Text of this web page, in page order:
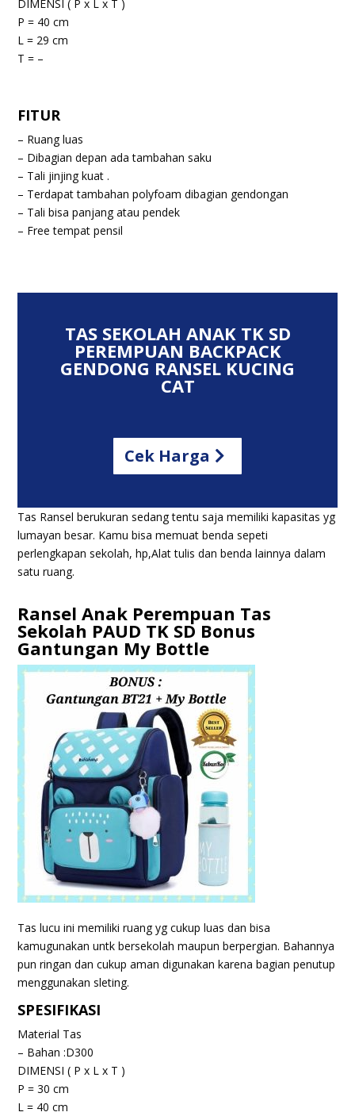
DIMENSI ( P x L x T )
P = 40 cm
L = 29 cm
T = –
FITUR
– Ruang luas
– Dibagian depan ada tambahan saku
– Tali jinjing kuat .
– Terdapat tambahan polyfoam dibagian gendongan
– Tali bisa panjang atau pendek
– Free tempat pensil
TAS SEKOLAH ANAK TK SD
PEREMPUAN BACKPACK
GENDONG RANSEL KUCING
CAT
Cek Harga
Tas Ransel berukuran sedang tentu saja memiliki kapasitas yg
lumayan besar. Kamu bisa memuat benda sepeti
perlengkapan sekolah, hp,Alat tulis dan benda lainnya dalam
satu ruang.
Ransel Anak Perempuan Tas
Sekolah PAUD TK SD Bonus
Gantungan My Bottle
Tas lucu ini memiliki ruang yg cukup luas dan bisa
kamugunakan untk bersekolah maupun berpergian. Bahannya
pun ringan dan cukup aman digunakan karena bagian penutup
menggunakan sleting.
SPESIFIKASI
Material Tas
– Bahan :D300
DIMENSI ( P x L x T )
P = 30 cm
L = 40 cm